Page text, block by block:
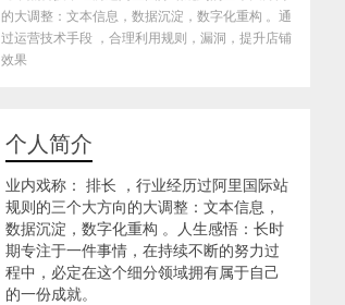
的大调整：文本信息，数据沉淀，数字化重构 。通
过运营技术手段 ，合理利用规则，漏洞，提升店铺
效果
个人简介
业内戏称： 排长 ，行业经历过阿里国际站
规则的三个大方向的大调整：文本信息，
数据沉淀，数字化重构 。人生感悟：长时
期专注于一件事情，在持续不断的努力过
程中，必定在这个细分领域拥有属于自己
的一份成就。